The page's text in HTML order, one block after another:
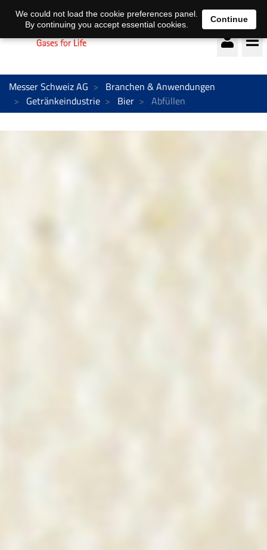
Deutsch français
Messer Schweiz AG
Branchen & Anwendungen
Getränkeindustrie
Bier Abfüllen
We could not load the cookie preferences panel.
By continuing you accept essential cookies.
Continue